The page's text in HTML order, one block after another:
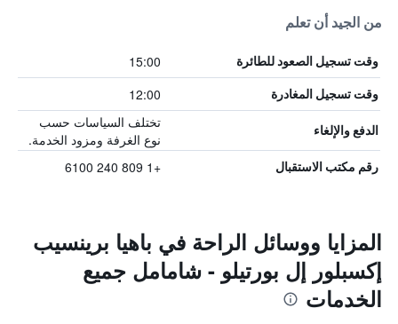
من الجيد أن تعلم
وقت تسجيل الصعود للطائرة 15:00
وقت تسجيل المغادرة 12:00
الدفع والإلغاء
تختلف السياسات حسب
نوع الغرفة ومزود الخدمة.
رقم مكتب الاستقبال +1 809 240 6100
المزايا ووسائل الراحة في باهيا برينسيب
إكسبلور إل بورتيلو - شامامل جميع
الخدمات